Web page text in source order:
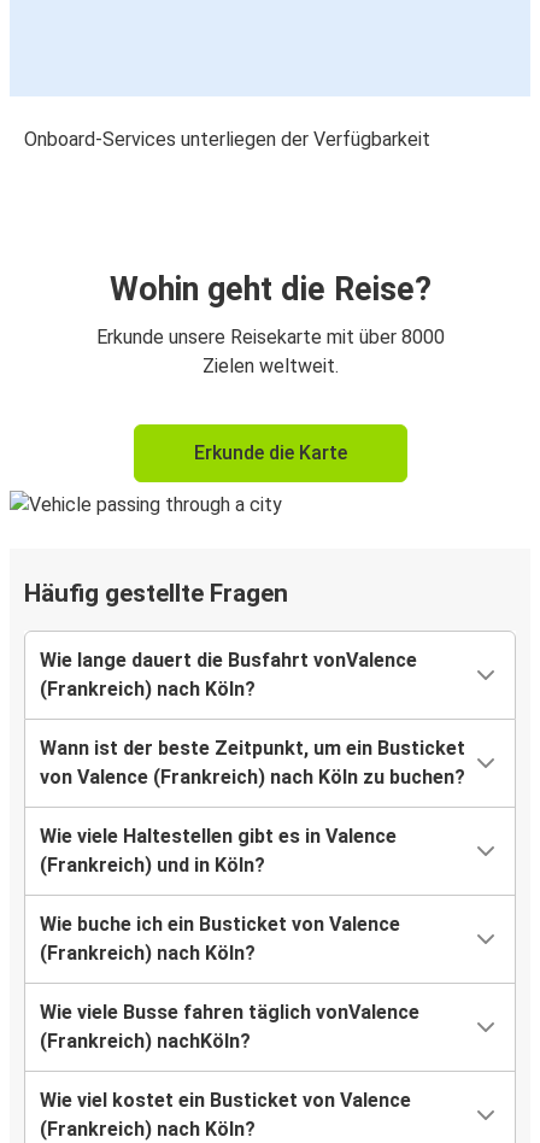
Onboard-Services unterliegen der Verfügbarkeit
Wohin geht die Reise?
Erkunde unsere Reisekarte mit über 8000
Zielen weltweit.
Erkunde die Karte
Häufig gestellte Fragen
Wie lange dauert die Busfahrt vonValence
(Frankreich) nach Köln?
Wann ist der beste Zeitpunkt, um ein Busticket
von Valence (Frankreich) nach Köln zu buchen?
Wie viele Haltestellen gibt es in Valence
(Frankreich) und in Köln?
Wie buche ich ein Busticket von Valence
(Frankreich) nach Köln?
Wie viele Busse fahren täglich vonValence
(Frankreich) nachKöln?
Wie viel kostet ein Busticket von Valence
(Frankreich) nach Köln?